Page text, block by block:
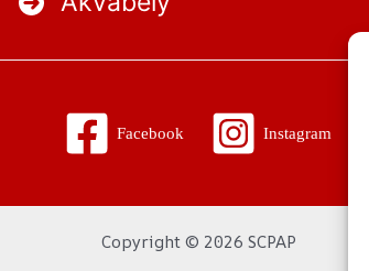
Facebook Instagram
Copyright © 2026 SCPAP